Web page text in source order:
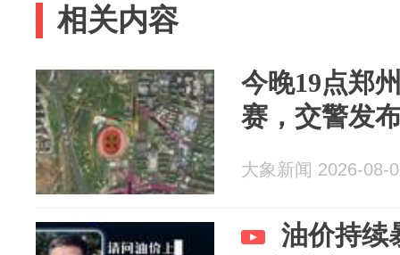
相关内容
今晚19点郑
赛，交警发
大象新闻 2026-08-
油价持续